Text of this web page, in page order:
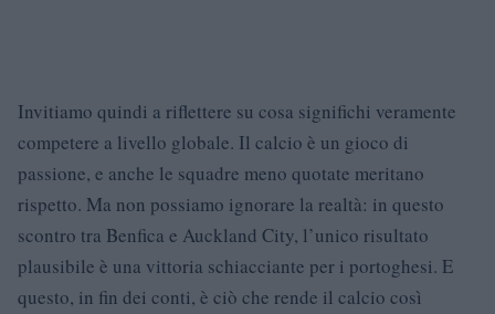
Invitiamo quindi a riflettere su cosa significhi veramente
competere a livello globale. Il calcio è un gioco di
passione, e anche le squadre meno quotate meritano
rispetto. Ma non possiamo ignorare la realtà: in questo
scontro tra Benfica e Auckland City, l’unico risultato
plausibile è una vittoria schiacciante per i portoghesi. E
questo, in fin dei conti, è ciò che rende il calcio così